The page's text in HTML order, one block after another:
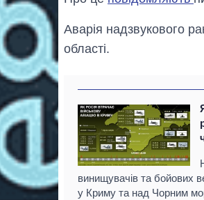
Аварія надзвукового
області.
винищувачів та бойових
у Криму та над Чорним